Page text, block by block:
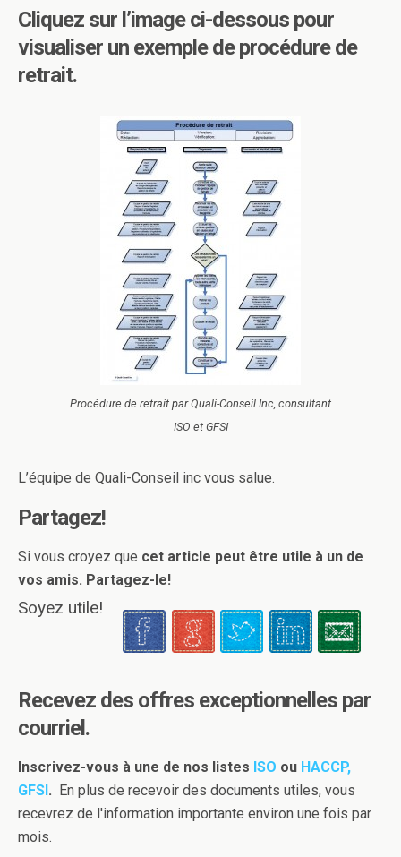
Cliquez sur l’image ci-dessous pour
visualiser un exemple de procédure de
retrait.
Procédure de retrait par Quali-Conseil Inc, consultant
ISO et GFSI
L’équipe de Quali-Conseil inc vous salue.
Partagez!
Si vous croyez que cet article peut être utile à un de
vos amis. Partagez-le!
Soyez utile!
Recevez des offres exceptionnelles par
courriel.
Inscrivez-vous à une de nos listes ISO ou HACCP,
GFSI. En plus de recevoir des documents utiles, vous
recevrez de l'information importante environ une fois par
mois.